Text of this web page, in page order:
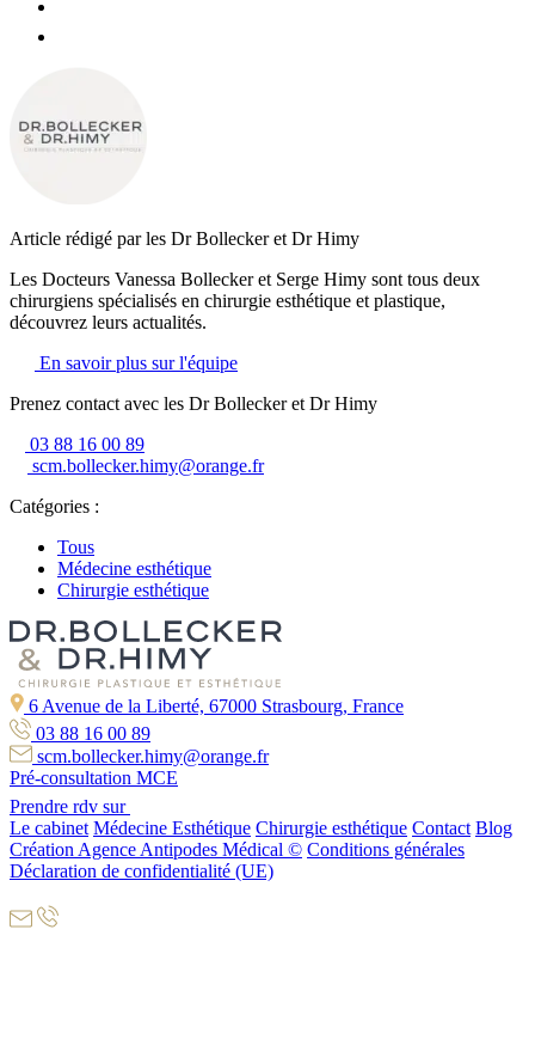
Article rédigé par les Dr Bollecker et Dr Himy
Les Docteurs Vanessa Bollecker et Serge Himy sont tous deux
chirurgiens spécialisés en chirurgie esthétique et plastique,
découvrez leurs actualités.
En savoir plus sur l'équipe
Prenez contact avec les Dr Bollecker et Dr Himy
03 88 16 00 89
scm.bollecker.himy@orange.fr
Catégories :
Tous
Médecine esthétique
Chirurgie esthétique
6 Avenue de la Liberté, 67000 Strasbourg, France
03 88 16 00 89
scm.bollecker.himy@orange.fr
Pré-consultation MCE
Prendre rdv sur
Le cabinet Médecine Esthétique Chirurgie esthétique Contact Blog
Création Agence Antipodes Médical © Conditions générales
Déclaration de confidentialité (UE)